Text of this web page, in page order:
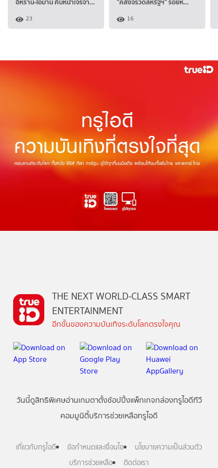
23 16
THE NEXT WORLD-CLASS SMART
ENTERTAINMENT
อีกขั้นของความบันเทิงระดับโลกตรงใจคุณ
วันนี้ดูสิทธิพิเศษอ่านเกมตาตั้งช้อปปิ้งแพ็กเกจกล่องทรูไอดีทีวี
คอมมูนิตี้บริการช่วยเหลือทรูไอดี
เกี่ยวกับทรูไอดี ข้อกำหนดและเงื่อนไข
นโยบายความเป็นส่วนตัว
บริการช่วยเหลือ
ติดต่อเรา